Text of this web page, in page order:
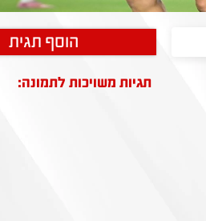
הוסף תגית
תגיות משויכות לתמונה: